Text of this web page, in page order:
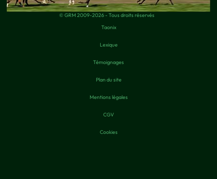
© GRM 2009-2026 - Tous droits réservés
Taonix
Lexique
Témoignages
Plan du site
Mentions légales
CGV
Cookies